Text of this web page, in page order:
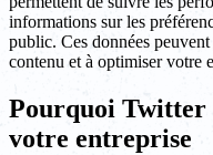
informations sur les
public. Ces données
contenu et à optimiser votre
Pourquoi
votre entreprise